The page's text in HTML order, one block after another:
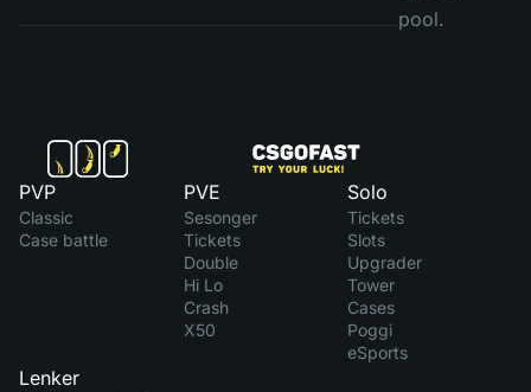
pool.
PVP
Classic
Case battle
PVE
Sesonger
Tickets
Double
Hi Lo
Crash
X50
Solo
Tickets
Slots
Upgrader
Tower
Cases
Poggi
eSports
Lenker